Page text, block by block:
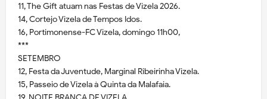
11, The Gift atuam nas Festas de Vizela 2026.
14, Cortejo Vizela de Tempos Idos.
16, Portimonense-FC Vizela, domingo 11h00,
***
SETEMBRO
12, Festa da Juventude, Marginal Ribeirinha Vizela.
15, Passeio de Vizela à Quinta da Malafaia.